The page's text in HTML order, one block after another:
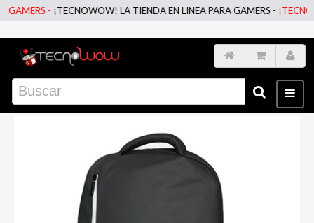
-¡TECNOWOW! LA TIENDA EN LINEA PARA GAMERS -